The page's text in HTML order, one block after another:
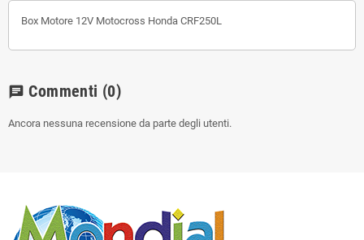
Box Motore 12V Motocross Honda CRF250L
chat Commenti (0)
Ancora nessuna recensione da parte degli utenti.